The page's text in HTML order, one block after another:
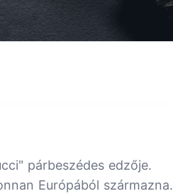
párbeszédes edzője.
Európából származna.